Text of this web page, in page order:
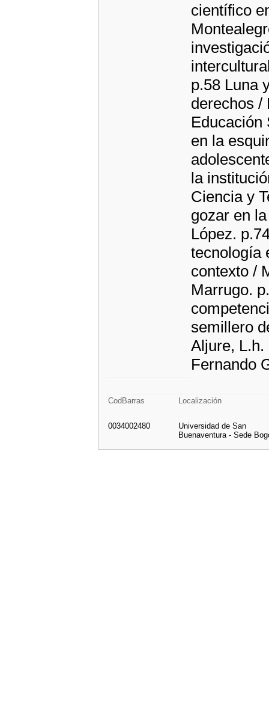
científico
p.58 Luna
derechos /
Educación
en la
la
Ciencia y
gozar en
López.
tecnología
contexto /
Marrugo.
semillero
Aljure,
Fernando
CodBarras Localización
0034002480
Universidad de San
Buenaventura - Sede